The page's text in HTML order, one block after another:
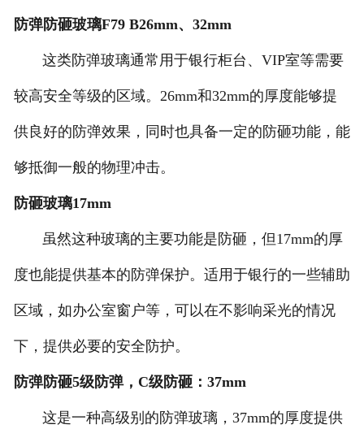
防弹防砸玻璃F79 B26mm、32mm
这类防弹玻璃通常用于银行柜台、VIP室等需要
较高安全等级的区域。26mm和32mm的厚度能够提
供良好的防弹效果，同时也具备一定的防砸功能，能
够抵御一般的物理冲击。
防砸玻璃17mm
虽然这种玻璃的主要功能是防砸，但17mm的厚
度也能提供基本的防弹保护。适用于银行的一些辅助
区域，如办公室窗户等，可以在不影响采光的情况
下，提供必要的安全防护。
防弹防砸5级防弹，C级防砸：37mm
这是一种高级别的防弹玻璃，37mm的厚度提供